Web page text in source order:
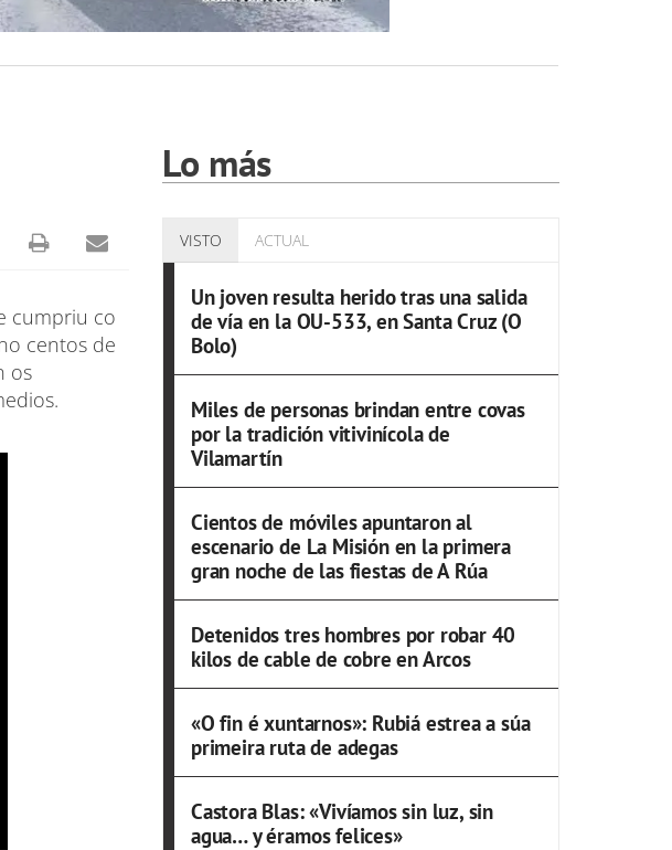
cumpriu co
centos de
os
Lo más
VISTO ACTUAL
Un joven resulta herido tras una salida
de vía en la OU-533, en Santa Cruz (O
Bolo)
Miles de personas brindan entre covas
por la tradición vitivinícola de
Vilamartín
Cientos de móviles apuntaron al
escenario de La Misión en la primera
gran noche de las fiestas de A Rúa
Detenidos tres hombres por robar 40
kilos de cable de cobre en Arcos
«O fin é xuntarnos»: Rubiá estrea a súa
primeira ruta de adegas
Castora Blas: «Vivíamos sin luz, sin
agua… y éramos felices»